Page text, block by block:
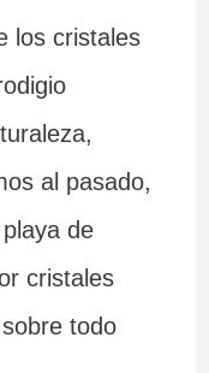
los cristales
al pasado,
de
cristales
todo